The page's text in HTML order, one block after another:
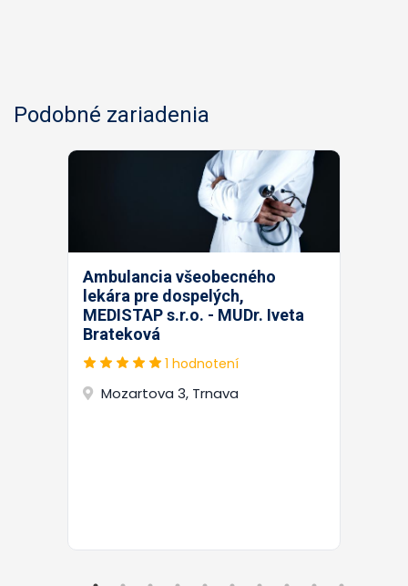
Podobné zariadenia
Ambulancia všeobecného
lekára pre dospelých,
MEDISTAP s.r.o. - MUDr. Iveta
Brateková
1 hodnotení
Mozartova 3, Trnava